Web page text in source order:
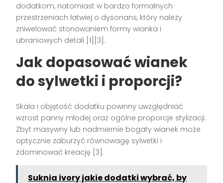
dodatkom, natomiast w bardzo formalnych
przestrzeniach łatwiej o dysonans, który należy
zniwelować stonowaniem formy wianka i
ubraniowych detali [1][3].
Jak dopasować wianek
do sylwetki i proporcji?
Skala i objętość dodatku powinny uwzględniać
wzrost panny młodej oraz ogólne proporcje stylizacji.
Zbyt masywny lub nadmiernie bogaty wianek może
optycznie zaburzyć równowagę sylwetki i
zdominować kreację [3].
Suknia ivory jakie dodatki wybrać, by